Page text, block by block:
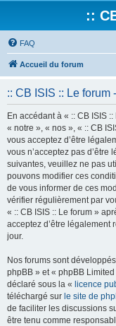
::
FAQ
Accueil du forum
:: CB ISIS :: Le forum
En accédant à « :: CB ISIS
« notre », « nos », « :: CB
vous acceptez d’être
vous n’acceptez pas
suivantes, veuillez ne pas
pouvons modifier ces
de vous informer de ces
vérifier régulièrement par
« :: CB ISIS :: Le forum »
acceptez d’être légalement
jour.
Nos forums sont
phpBB » et « phpBB
déclaré sous la « licence
téléchargé sur le site de
de faciliter les discussions
être tenu comme